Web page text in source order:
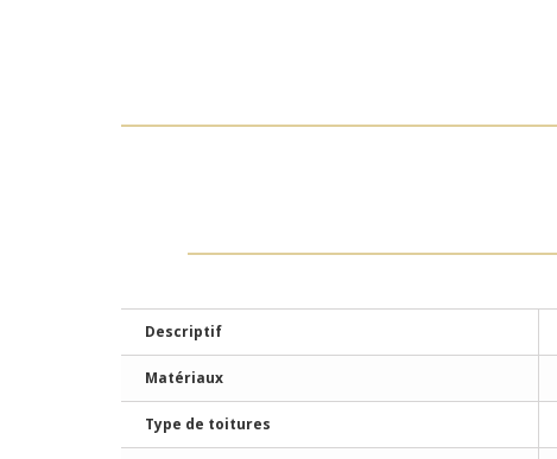
Descriptif
Matériaux
Type de toitures